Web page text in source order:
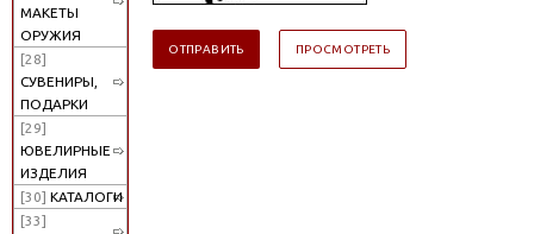
МАКЕТЫ
ОРУЖИЯ
[28]
СУВЕНИРЫ,
ПОДАРКИ
[29]
ЮВЕЛИРНЫЕ
ИЗДЕЛИЯ
[30] КАТАЛОГИ
[33]